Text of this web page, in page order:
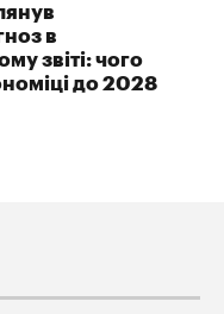
в
звіті: чого
до 2028